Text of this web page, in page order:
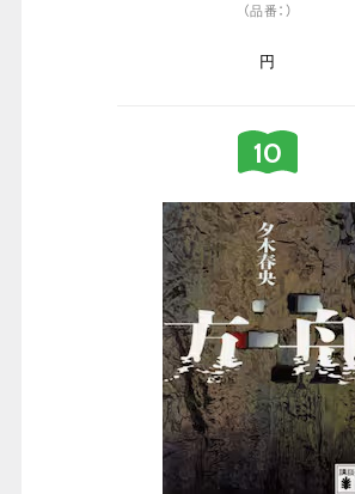
（品番：）
円